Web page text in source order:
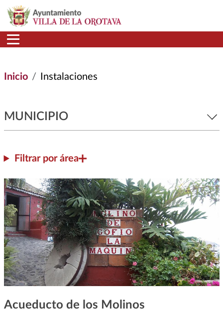
Pasar al contenido principal
Inicio Instalaciones
MUNICIPIO
Filtrar por área
Acueducto de los Molinos